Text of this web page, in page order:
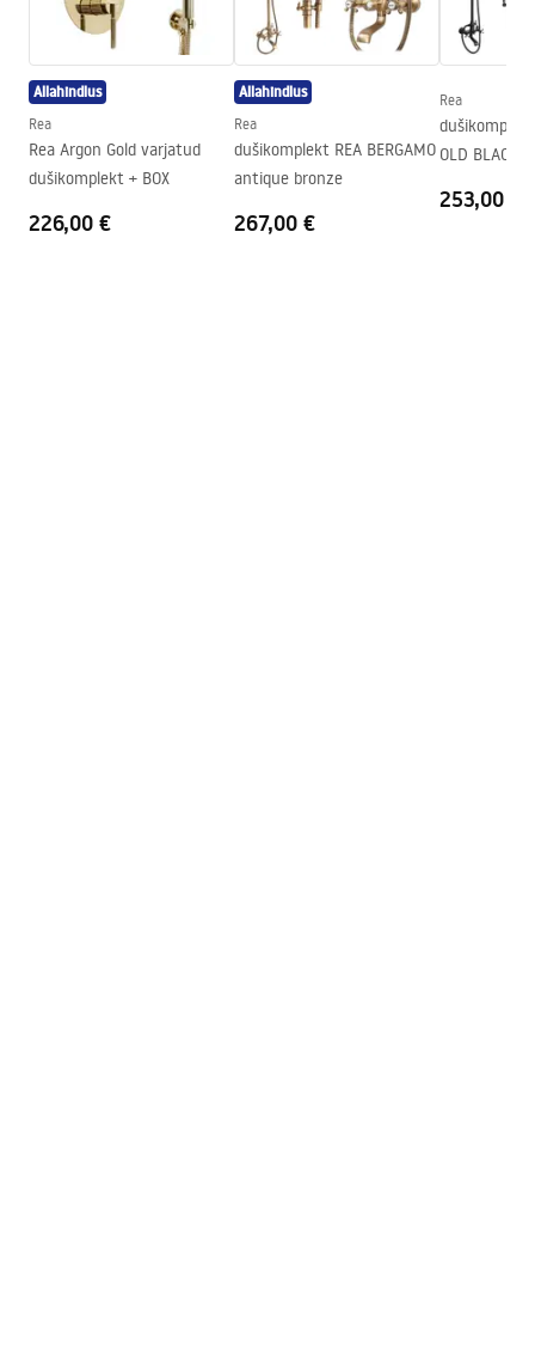
Pikkus (mm)
1000mm
Allahindlus
Rea
Rea Argon Gold varjatud
dušikomplekt + BOX
226,00 €
Allahindlus
Rea
dušikomplekt REA BERGAMO
antique bronze
267,00 €
Rea
dušikomplekt
OLD BLACK
253,00 €